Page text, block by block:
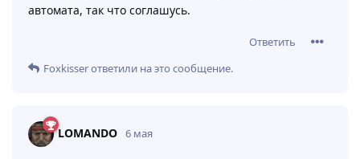
автомата, так что соглашусь.
Ответить
Foxkisserответили на это сообщение.
LOMANDO 6 мая